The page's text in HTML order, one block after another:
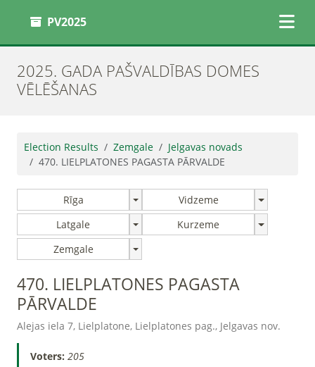
PV2025
2025. GADA PAŠVALDĪBAS DOMES
VĒLĒŠANAS
Election Results Zemgale
Jelgavas novads
470. LIELPLATONES PAGASTA PĀRVALDE
Rīga
Vidzeme
Latgale
Kurzeme
Zemgale
470. LIELPLATONES PAGASTA
PĀRVALDE
Alejas iela 7, Lielplatone, Lielplatones pag., Jelgavas nov.
Voters: 205